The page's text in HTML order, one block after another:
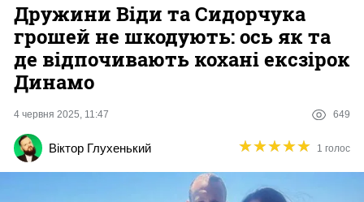
Єврокубки
УПЛ
Різне
Дружини Віди та Сидорчука
грошей не шкодують: ось як та
де відпочивають кохані ексзірок
Динамо
4 червня 2025, 11:47 649
Віктор Глухенький ★★★★★
★★★★★ 1 голос